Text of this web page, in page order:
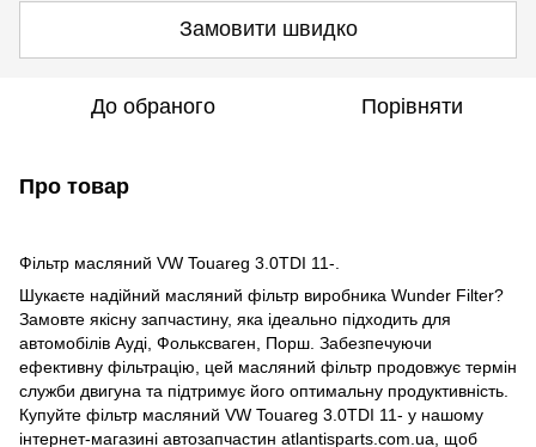
Замовити швидко
До обраного Порівняти
Про товар
Фільтр масляний VW Touareg 3.0TDI 11-.
Шукаєте надійний масляний фільтр виробника Wunder Filter?
Замовте якісну запчастину, яка ідеально підходить для
автомобілів Ауді, Фольксваген, Порш. Забезпечуючи
ефективну фільтрацію, цей масляний фільтр продовжує термін
служби двигуна та підтримує його оптимальну продуктивність.
Купуйте фільтр масляний VW Touareg 3.0TDI 11- у нашому
інтернет-магазині автозапчастин atlantisparts.com.ua, щоб